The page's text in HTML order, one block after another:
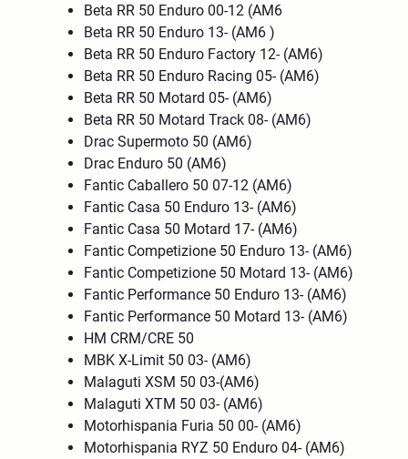
Beta RR 50 Enduro 00-12 (AM6
Beta RR 50 Enduro 13- (AM6 )
Beta RR 50 Enduro Factory 12- (AM6)
Beta RR 50 Enduro Racing 05- (AM6)
Beta RR 50 Motard 05- (AM6)
Beta RR 50 Motard Track 08- (AM6)
Drac Supermoto 50 (AM6)
Drac Enduro 50 (AM6)
Fantic Caballero 50 07-12 (AM6)
Fantic Casa 50 Enduro 13- (AM6)
Fantic Casa 50 Motard 17- (AM6)
Fantic Competizione 50 Enduro 13- (AM6)
Fantic Competizione 50 Motard 13- (AM6)
Fantic Performance 50 Enduro 13- (AM6)
Fantic Performance 50 Motard 13- (AM6)
HM CRM/CRE 50
MBK X-Limit 50 03- (AM6)
Malaguti XSM 50 03-(AM6)
Malaguti XTM 50 03- (AM6)
Motorhispania Furia 50 00- (AM6)
Motorhispania RYZ 50 Enduro 04- (AM6)